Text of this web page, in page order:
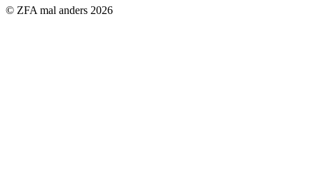
© ZFA mal anders 2026